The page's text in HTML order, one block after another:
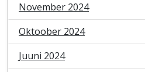
November 2024
Oktoober 2024
Juuni 2024